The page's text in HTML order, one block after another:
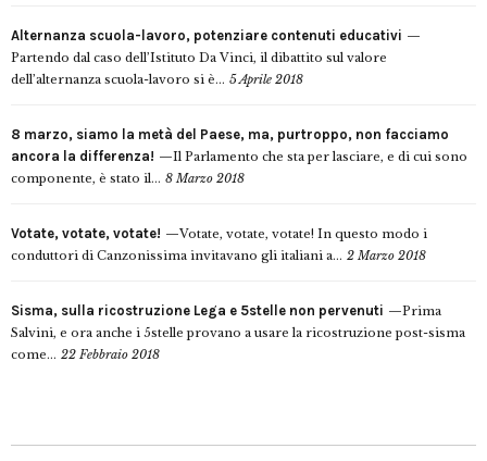
Alternanza scuola-lavoro, potenziare contenuti educativi
Partendo dal caso dell’Istituto Da Vinci, il dibattito sul valore
dell’alternanza scuola-lavoro si è... 5 Aprile 2018
8 marzo, siamo la metà del Paese, ma, purtroppo, non facciamo
ancora la differenza!
Il Parlamento che sta per lasciare, e di cui sono
componente, è stato il... 8 Marzo 2018
Votate, votate, votate!
Votate, votate, votate! In questo modo i
conduttori di Canzonissima invitavano gli italiani a... 2 Marzo 2018
Sisma, sulla ricostruzione Lega e 5stelle non pervenuti
Prima
Salvini, e ora anche i 5stelle provano a usare la ricostruzione post-sisma
come... 22 Febbraio 2018